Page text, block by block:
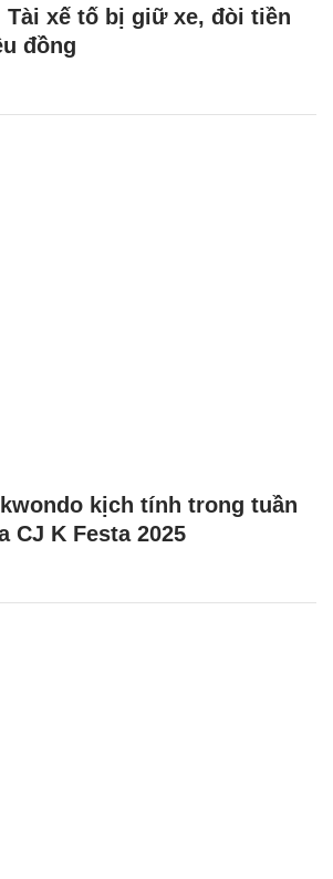
Tài xế tố bị giữ xe, đòi tiền
đồng
kịch tính trong tuần
CJ K Festa 2025